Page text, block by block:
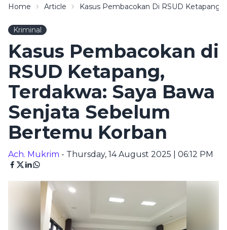
Home Article Kasus Pembacokan Di RSUD Ketapang,
Kriminal
Kasus Pembacokan di
RSUD Ketapang,
Terdakwa: Saya Bawa
Senjata Sebelum
Bertemu Korban
Ach. Mukrim - Thursday, 14 August 2025 | 06:12 PM